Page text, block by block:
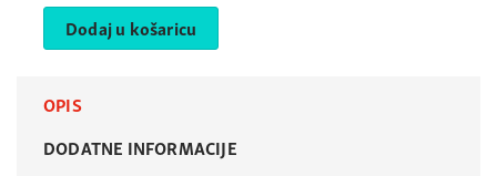
Dodaj u košaricu
OPIS
DODATNE INFORMACIJE